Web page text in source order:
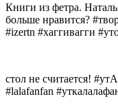
Книги из фетра.
больше нравится?
#izertn #хаггивагги
стол не считается!
#lalafanfan